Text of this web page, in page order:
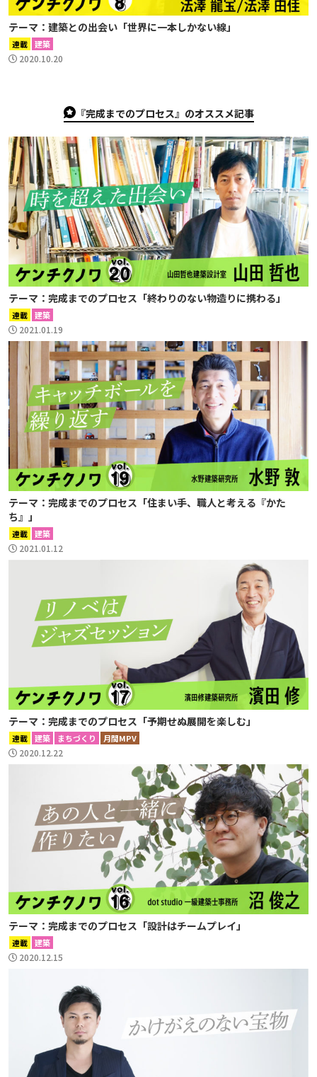
テーマ：建築との出会い「世界に一本しかない線」
連載 建築
2020.10.20
『完成までのプロセス』のオススメ記事
テーマ：完成までのプロセス「終わりのない物造りに携わる」
連載 建築
2021.01.19
テーマ：完成までのプロセス「住まい手、職人と考える『かた
ち』」
連載 建築
2021.01.12
テーマ：完成までのプロセス「予期せぬ展開を楽しむ」
連載 建築 まちづくり 月間MPV
2020.12.22
テーマ：完成までのプロセス「設計はチームプレイ」
連載 建築
2020.12.15